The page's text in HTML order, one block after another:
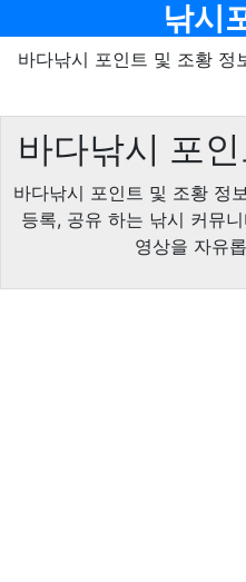
낚시
바다낚시 포인트 및 조황 정
바다낚시 포
바다낚시 포인트 및 조황 정
등록, 공유 하는 낚시 커뮤
영상을 자유